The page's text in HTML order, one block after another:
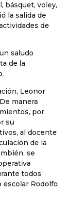
básquet, voley,
la salida de
de
saludo
de la
Leonor
manera
por
su
al docente
de la
se
todos
escolar Rodolfo